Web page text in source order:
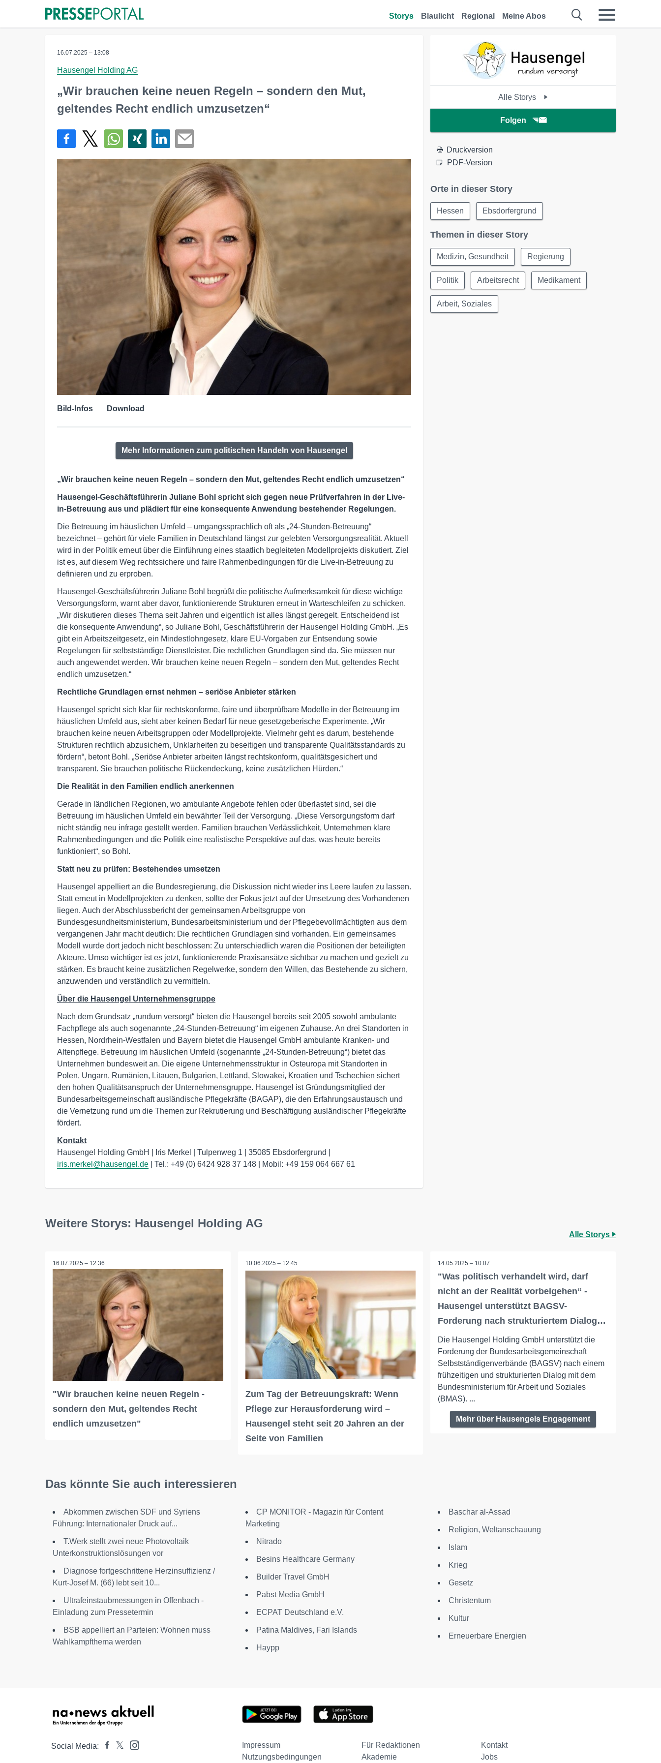
Storys Blaulicht Regional Meine Abos
16.07.2025 – 13:08
Hausengel Holding AG
„Wir brauchen keine neuen Regeln – sondern den Mut,
geltendes Recht endlich umzusetzen“
Bild-Infos Download
Mehr Informationen zum politischen Handeln von Hausengel
„Wir brauchen keine neuen Regeln – sondern den Mut, geltendes Recht endlich umzusetzen“
Hausengel-Geschäftsführerin Juliane Bohl spricht sich gegen neue Prüfverfahren in der Live-
in-Betreuung aus und plädiert für eine konsequente Anwendung bestehender Regelungen.
Die Betreuung im häuslichen Umfeld – umgangssprachlich oft als „24-Stunden-Betreuung“
bezeichnet – gehört für viele Familien in Deutschland längst zur gelebten Versorgungsrealität. Aktuell
wird in der Politik erneut über die Einführung eines staatlich begleiteten Modellprojekts diskutiert. Ziel
ist es, auf diesem Weg rechtssichere und faire Rahmenbedingungen für die Live-in-Betreuung zu
definieren und zu erproben.
Hausengel-Geschäftsführerin Juliane Bohl begrüßt die politische Aufmerksamkeit für diese wichtige
Versorgungsform, warnt aber davor, funktionierende Strukturen erneut in Warteschleifen zu schicken.
„Wir diskutieren dieses Thema seit Jahren und eigentlich ist alles längst geregelt. Entscheidend ist
die konsequente Anwendung“, so Juliane Bohl, Geschäftsführerin der Hausengel Holding GmbH. „Es
gibt ein Arbeitszeitgesetz, ein Mindestlohngesetz, klare EU-Vorgaben zur Entsendung sowie
Regelungen für selbstständige Dienstleister. Die rechtlichen Grundlagen sind da. Sie müssen nur
auch angewendet werden. Wir brauchen keine neuen Regeln – sondern den Mut, geltendes Recht
endlich umzusetzen.“
Rechtliche Grundlagen ernst nehmen – seriöse Anbieter stärken
Hausengel spricht sich klar für rechtskonforme, faire und überprüfbare Modelle in der Betreuung im
häuslichen Umfeld aus, sieht aber keinen Bedarf für neue gesetzgeberische Experimente. „Wir
brauchen keine neuen Arbeitsgruppen oder Modellprojekte. Vielmehr geht es darum, bestehende
Strukturen rechtlich abzusichern, Unklarheiten zu beseitigen und transparente Qualitätsstandards zu
fördern“, betont Bohl. „Seriöse Anbieter arbeiten längst rechtskonform, qualitätsgesichert und
transparent. Sie brauchen politische Rückendeckung, keine zusätzlichen Hürden.“
Die Realität in den Familien endlich anerkennen
Gerade in ländlichen Regionen, wo ambulante Angebote fehlen oder überlastet sind, sei die
Betreuung im häuslichen Umfeld ein bewährter Teil der Versorgung. „Diese Versorgungsform darf
nicht ständig neu infrage gestellt werden. Familien brauchen Verlässlichkeit, Unternehmen klare
Rahmenbedingungen und die Politik eine realistische Perspektive auf das, was heute bereits
funktioniert“, so Bohl.
Statt neu zu prüfen: Bestehendes umsetzen
Hausengel appelliert an die Bundesregierung, die Diskussion nicht wieder ins Leere laufen zu lassen.
Statt erneut in Modellprojekten zu denken, sollte der Fokus jetzt auf der Umsetzung des Vorhandenen
liegen. Auch der Abschlussbericht der gemeinsamen Arbeitsgruppe von
Bundesgesundheitsministerium, Bundesarbeitsministerium und der Pflegebevollmächtigten aus dem
vergangenen Jahr macht deutlich: Die rechtlichen Grundlagen sind vorhanden. Ein gemeinsames
Modell wurde dort jedoch nicht beschlossen: Zu unterschiedlich waren die Positionen der beteiligten
Akteure. Umso wichtiger ist es jetzt, funktionierende Praxisansätze sichtbar zu machen und gezielt zu
stärken. Es braucht keine zusätzlichen Regelwerke, sondern den Willen, das Bestehende zu sichern,
anzuwenden und verständlich zu vermitteln.
Über die Hausengel Unternehmensgruppe
Nach dem Grundsatz „rundum versorgt“ bieten die Hausengel bereits seit 2005 sowohl ambulante
Fachpflege als auch sogenannte „24-Stunden-Betreuung“ im eigenen Zuhause. An drei Standorten in
Hessen, Nordrhein-Westfalen und Bayern bietet die Hausengel GmbH ambulante Kranken- und
Altenpflege. Betreuung im häuslichen Umfeld (sogenannte „24-Stunden-Betreuung“) bietet das
Unternehmen bundesweit an. Die eigene Unternehmensstruktur in Osteuropa mit Standorten in
Polen, Ungarn, Rumänien, Litauen, Bulgarien, Lettland, Slowakei, Kroatien und Tschechien sichert
den hohen Qualitätsanspruch der Unternehmensgruppe. Hausengel ist Gründungsmitglied der
Bundesarbeitsgemeinschaft ausländische Pflegekräfte (BAGAP), die den Erfahrungsaustausch und
die Vernetzung rund um die Themen zur Rekrutierung und Beschäftigung ausländischer Pflegekräfte
fördert.
Kontakt
iris.merkel@hausengel.de | Tel.: +49 (0) 6424 928 37 148 | Mobil: +49 159 064 667 61
Alle Storys
Folgen
Druckversion
PDF-Version
Orte in dieser Story
Hessen Ebsdorfergrund
Themen in dieser Story
Medizin, Gesundheit Regierung
Politik Arbeitsrecht Medikament
Arbeit, Soziales
Weitere Storys: Hausengel Holding AG
Alle Storys
16.07.2025 – 12:36
"Wir brauchen keine neuen Regeln -
sondern den Mut, geltendes Recht
endlich umzusetzen"
10.06.2025 – 12:45
Zum Tag der Betreuungskraft: Wenn
Pflege zur Herausforderung wird –
Hausengel steht seit 20 Jahren an der
Seite von Familien
14.05.2025 – 10:07
"Was politisch verhandelt wird, darf
nicht an der Realität vorbeigehen“ -
Hausengel unterstützt BAGSV-
Forderung nach strukturiertem Dialog…
Die Hausengel Holding GmbH unterstützt die
Forderung der Bundesarbeitsgemeinschaft
Selbstständigenverbände (BAGSV) nach einem
frühzeitigen und strukturierten Dialog mit dem
Bundesministerium für Arbeit und Soziales
(BMAS). ...
Mehr über Hausengels Engagement
Das könnte Sie auch interessieren
Abkommen zwischen SDF und Syriens
Führung: Internationaler Druck auf...
T.Werk stellt zwei neue Photovoltaik
Unterkonstruktionslösungen vor
Diagnose fortgeschrittene Herzinsuffizienz /
Kurt-Josef M. (66) lebt seit 10...
Ultrafeinstaubmessungen in Offenbach -
Einladung zum Pressetermin
BSB appelliert an Parteien: Wohnen muss
Wahlkampfthema werden
CP MONITOR - Magazin für Content
Marketing
Nitrado
Besins Healthcare Germany
Builder Travel GmbH
Pabst Media GmbH
ECPAT Deutschland e.V.
Patina Maldives, Fari Islands
Haypp
Baschar al-Assad
Religion, Weltanschauung
Islam
Krieg
Gesetz
Christentum
Kultur
Erneuerbare Energien
Social Media: Impressum Für Redaktionen
Kontakt
Nutzungsbedingungen
Akademie Jobs